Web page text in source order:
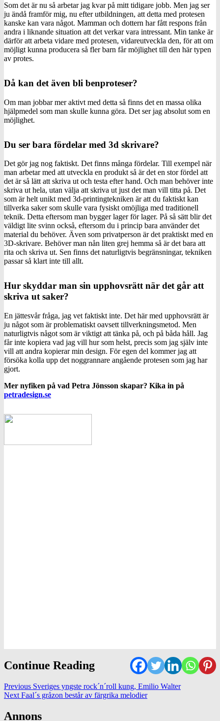
Som det är nu så arbetar jag kvar på mitt tidigare jobb. Men jag ser
ju ändå framför mig, nu efter utbildningen, att detta med protesen
kanske kan vara något. Mamman och dottern har fått respons från
andra i liknande situation att det verkar vara intressant. Min tanke är
därför att arbeta vidare med protesen, vidareutveckla den, för att om
möjligt kunna producera så fler barn får möjlighet till den här typen
av protes.
Då kan det även bli benproteser?
Om man jobbar mer aktivt med detta så finns det en massa olika
hjälpmedel som man skulle kunna göra. Det ser jag absolut som en
möjlighet.
Du ser bara fördelar med 3d skrivare?
Det gör jag nog faktiskt. Det finns många fördelar. Till exempel när
man arbetar med att utveckla en produkt så är det en stor fördel att
det är så lätt att skriva ut och testa efter hand. Och man behöver inte
skriva ut hela, utan välja att skriva ut just det man vill titta på. Det
som är helt unikt med 3d-printingtekniken är att du faktiskt kan
tillverka saker som skulle vara fysiskt omöjliga med traditionell
teknik. Detta eftersom man bygger lager för lager. På så sätt blir det
väldigt lite svinn också, eftersom du i princip bara använder det
material du behöver. Även som privatperson är det praktiskt med en
3D-skrivare. Behöver man nån liten grej hemma så är det bara att
rita och skriva ut. Sen finns det naturligtvis begränsningar, tekniken
passar så klart inte till allt.
Hur skyddar man sin upphovsrätt när det går att
skriva ut saker?
En jättesvår fråga, jag vet faktiskt inte. Det här med upphovsrätt är
ju något som är problematiskt oavsett tillverkningsmetod. Men
naturligtvis något som är viktigt att tänka på, och på båda håll. Jag
får inte kopiera vad jag vill hur som helst, precis som jag själv inte
vill att andra kopierar min design. För egen del kommer jag att
försöka kolla upp det noggrannare angående protesen som jag har
gjort.
Mer nyfiken på vad Petra Jönsson skapar? Kika in på
petradesign.se
Continue Reading
Previous Sveriges yngste rock´n´roll kung, Emilio Walter
Next Faal´s gråzon består av färgrika melodier
Annons